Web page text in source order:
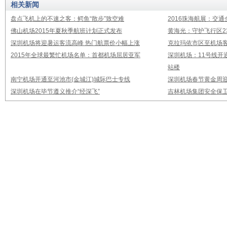
相关新闻
盘点飞机上的不速之客：鳄鱼“散步”致空难
2016珠海航展：交通
佛山机场2015年夏秋季航班计划正式发布
黄海光：守护飞行区
深圳机场将迎暑运客流高峰 热门航票价小幅上涨
克拉玛依市区至机场
2015年全球最繁忙机场名单：首都机场屈居亚军
深圳机场：11号线开
站楼
南宁机场开通至河池市(金城江)城际巴士专线
深圳机场春节黄金周
深圳机场在毕节遵义推介“经深飞”
吉林机场集团安全保